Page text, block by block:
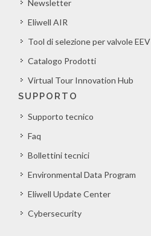
Newsletter
Eliwell AIR
Tool di selezione per valvole EEV
Catalogo Prodotti
Virtual Tour Innovation Hub
SUPPORTO
Supporto tecnico
Faq
Bollettini tecnici
Environmental Data Program
Eliwell Update Center
Cybersecurity